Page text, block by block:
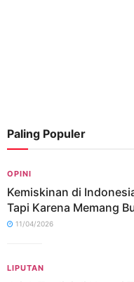
Paling Populer
OPINI
Kemiskinan di
Tapi Karena Memang
11/04/2026
LIPUTAN